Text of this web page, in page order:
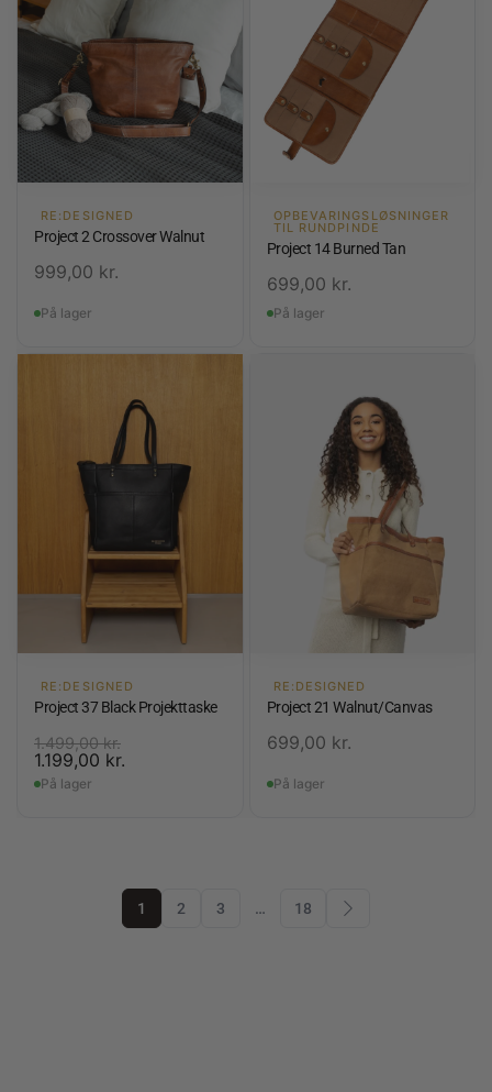
RE:DESIGNED
Project 2 Crossover Walnut
999,00 kr.
På lager
OPBEVARINGSLØSNINGER
TIL RUNDPINDE
Project 14 Burned Tan
699,00 kr.
På lager
RE:DESIGNED
Project 37 Black Projekttaske
1.499,00kr.
1.199,00 kr.
På lager
RE:DESIGNED
Project 21 Walnut/Canvas
699,00 kr.
På lager
1 2 3 … 18